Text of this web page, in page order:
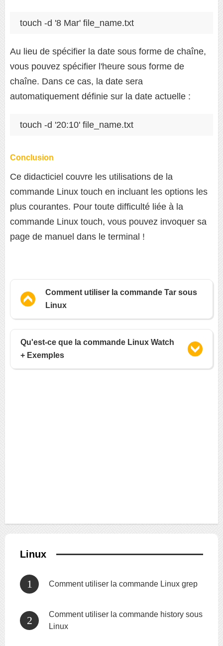
touch -d '8 Mar' file_name.txt
Au lieu de spécifier la date sous forme de chaîne,
vous pouvez spécifier l'heure sous forme de
chaîne. Dans ce cas, la date sera
automatiquement définie sur la date actuelle :
touch -d '20:10' file_name.txt
Conclusion
Ce didacticiel couvre les utilisations de la
commande Linux touch en incluant les options les
plus courantes. Pour toute difficulté liée à la
commande Linux touch, vous pouvez invoquer sa
page de manuel dans le terminal !
Comment utiliser la commande Tar sous
Linux
Qu'est-ce que la commande Linux Watch
+ Exemples
Linux
Comment utiliser la commande Linux grep
Comment utiliser la commande history sous
Linux